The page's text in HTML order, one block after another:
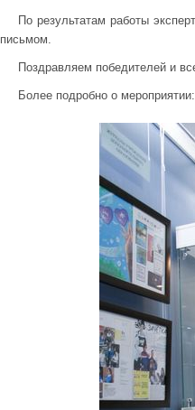
По результатам работы
письмом.
Поздравляем победителей и
Более подробно о